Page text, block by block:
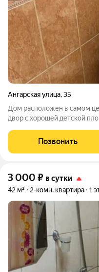
Ангарская улица,35
Дом расположен в самом
двор с хорошей детской
доступности. В квартире
проживания Бытовая
Позвонить
3 000 ₽ в сутки
42 м² 2-комн. квартира 1